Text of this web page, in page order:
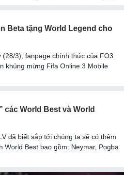
Beta tặng World Legend cho
(28/3), fanpage chính thức của FO3
khủng mừng Fifa Online 3 Mobile
các World Best và World
đã biết sắp tới chúng ta sẽ có thêm
World Best bao gồm: Neymar, Pogba